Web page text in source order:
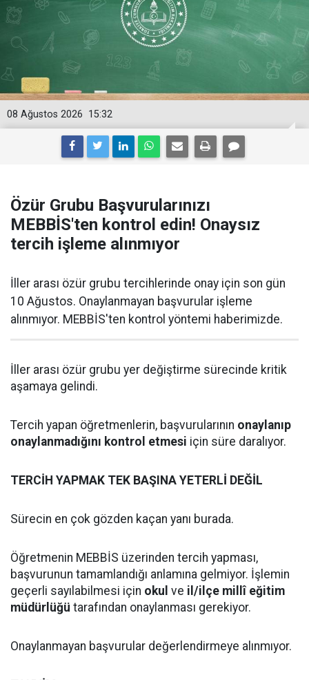
15:32
08 Ağustos 2026
Özür Grubu Başvurularınızı
MEBBİS'ten kontrol edin! Onaysız
tercih işleme alınmıyor
İller arası özür grubu tercihlerinde onay için son gün
10 Ağustos. Onaylanmayan başvurular işleme
alınmıyor. MEBBİS'ten kontrol yöntemi haberimizde.
İller arası özür grubu yer değiştirme sürecinde kritik
aşamaya gelindi.
Tercih yapan öğretmenlerin, başvurularının onaylanıp
onaylanmadığını kontrol etmesi için süre daralıyor.
TERCİH YAPMAK TEK BAŞINA YETERLİ DEĞİL
Sürecin en çok gözden kaçan yanı burada.
Öğretmenin MEBBİS üzerinden tercih yapması,
başvurunun tamamlandığı anlamına gelmiyor. İşlemin
geçerli sayılabilmesi için okul ve il/ilçe millî eğitim
müdürlüğü tarafından onaylanması gerekiyor.
Onaylanmayan başvurular değerlendirmeye alınmıyor.